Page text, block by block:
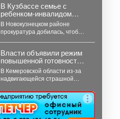
В Кузбассе семье с
ребенком-инвалидом
пришлось через
силовиков просить воду в
дом
В Новокузнецком районе
прокуратура добилась, чтобы
и канализацией....
Власти объявили режим
повышенной готовности в
Кузбассе - регион ждет
удар стихии
В Кемеровской области из-за
надвигающейся страшной
повышенной готовности.
Постановление, которое...